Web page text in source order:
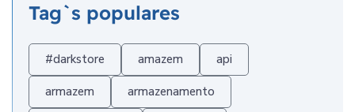
Tag`s populares
#darkstore amazem api
armazem armazenamento